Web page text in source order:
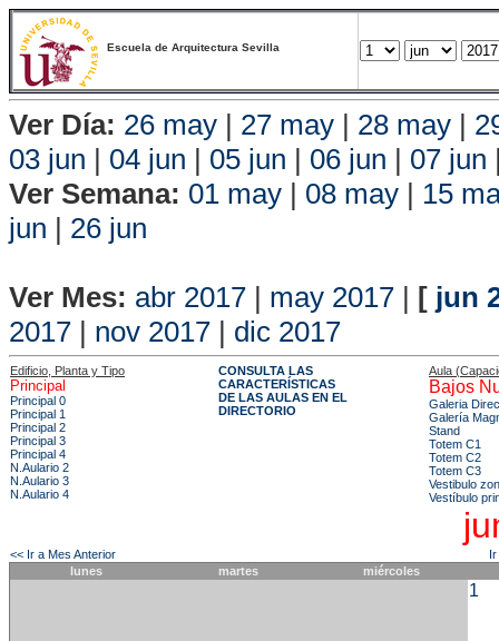
Escuela de Arquitectura Sevilla
Ver Día: 26 may | 27 may | 28 may |
03 jun | 04 jun | 05 jun | 06 jun | 07 jun
Ver Semana: 01 may | 08 may | 15
jun | 26 jun
Ver Mes: abr 2017 | may 2017 | [ jun
2017 | nov 2017 | dic 2017
Edificio, Planta y Tipo
Principal
Principal 0
Principal 1
Principal 2
Principal 3
Principal 4
N.Aulario 2
N.Aulario 3
N.Aulario 4
CONSULTA LAS
CARACTERÍSTICAS
DE LAS AULAS EN EL
DIRECTORIO
Aula
Bajos
Galeria
Galería
Stand
Totem C1
Totem C2
Totem C3
Vestibulo
Vestíbulo
<< Ir a Mes Anterior
lunes
martes miércoles
1